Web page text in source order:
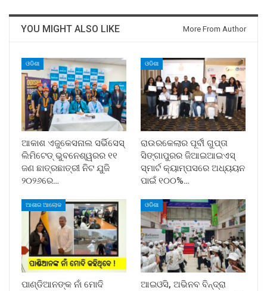
YOU MIGHT ALSO LIKE More From Author
ଓଡିଶା
ଆକାଶ ଏଜୁକେସନାଲ ସର୍ଭିସେସ୍
ଲିମିଟେଡ୍ ଭୁବନେଶ୍ୱରର ୧୧
ଜଣ ଛାତ୍ରଛାତ୍ରୀ ନିଟ ଯୁଜି
୨୦୨୬ରେ…
ଓଡିଶା
ରାଉରକେଲାର ପୂର୍ବୀ ଗୁପ୍ତା
ସିଙ୍ଗାପୁରର ଜିଆଇଆଇଏସ୍
ସ୍ମାର୍ଟ କ୍ୟାମ୍ପସରେ ଅଧ୍ୟୟନ
ପାଇଁ ୧୦୦%…
ଆଶାର ଆଲୋକ
ପାଣ୍ଡିଆନଙ୍କ ନାଁ ମୋଦି
ଓଡିଶା
ଆଇଓସି, ଅଭିନବ ବିନ୍ଦ୍ରା